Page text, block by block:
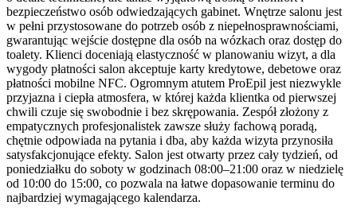
bezpieczeństwo osób odwiedzających gabinet. Wnętrze salonu jest
w pełni przystosowane do potrzeb osób z niepełnosprawnościami,
gwarantując wejście dostępne dla osób na wózkach oraz dostęp do
toalety. Klienci doceniają elastyczność w planowaniu wizyt, a dla
wygody płatności salon akceptuje karty kredytowe, debetowe oraz
płatności mobilne NFC. Ogromnym atutem ProEpil jest niezwykle
przyjazna i ciepła atmosfera, w której każda klientka od pierwszej
chwili czuje się swobodnie i bez skrępowania. Zespół złożony z
empatycznych profesjonalistek zawsze służy fachową poradą,
chętnie odpowiada na pytania i dba, aby każda wizyta przynosiła
satysfakcjonujące efekty. Salon jest otwarty przez cały tydzień, od
poniedziałku do soboty w godzinach 08:00–21:00 oraz w niedzielę
od 10:00 do 15:00, co pozwala na łatwe dopasowanie terminu do
najbardziej wymagającego kalendarza.